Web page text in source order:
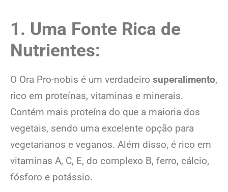
1. Uma Fonte Rica de
Nutrientes:
O Ora Pro-nobis é um verdadeiro superalimento,
rico em proteínas, vitaminas e minerais.
Contém mais proteína do que a maioria dos
vegetais, sendo uma excelente opção para
vegetarianos e veganos. Além disso, é rico em
vitaminas A, C, E, do complexo B, ferro, cálcio,
fósforo e potássio.